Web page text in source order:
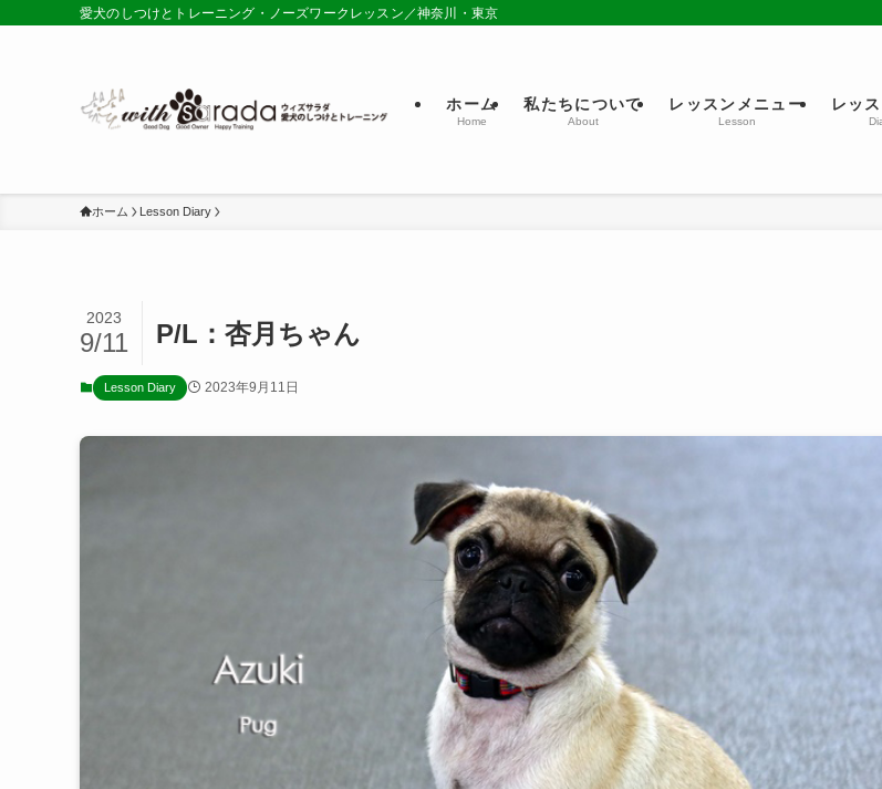
愛犬のしつけとトレーニング・ノーズワークレッスン／神奈川・東京
ホーム
Home
私たちについて
About
レッスンメニュー
Lesson
レッ
ホーム Lesson Diary
P/L：杏月ちゃん
2023
9/11
Lesson Diary 2023年9月11日